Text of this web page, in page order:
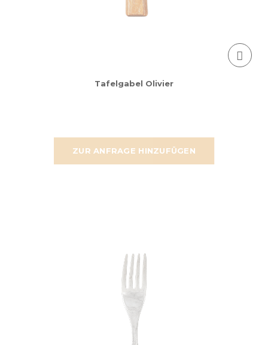
ZUR ANFRAGE HINZUFÜGEN
Tafelgabel Olivier